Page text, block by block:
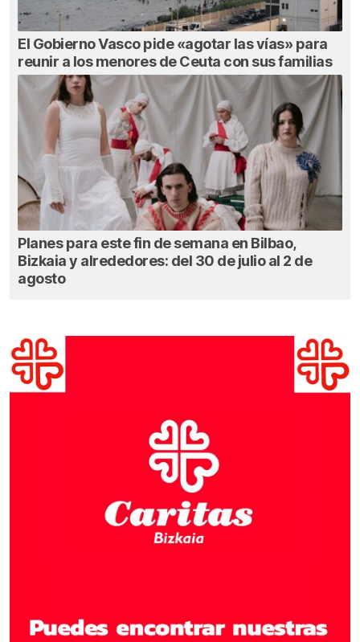
El Gobierno Vasco pide «agotar las vías» para
reunir a los menores de Ceuta con sus familias
Planes para este fin de semana en Bilbao,
Bizkaia y alrededores: del 30 de julio al 2 de
agosto